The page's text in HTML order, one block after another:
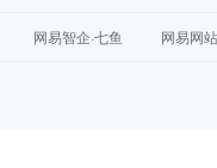
网易智企·七鱼 网易网